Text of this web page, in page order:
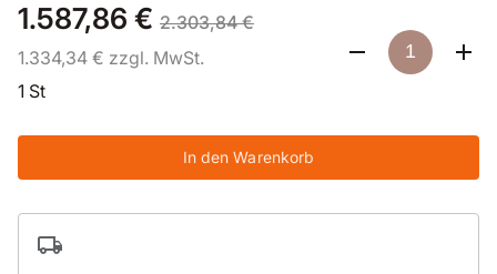
1.587,86 € 2.303,84 €
1.334,34 € zzgl. MwSt.
1 St
In den Warenkorb